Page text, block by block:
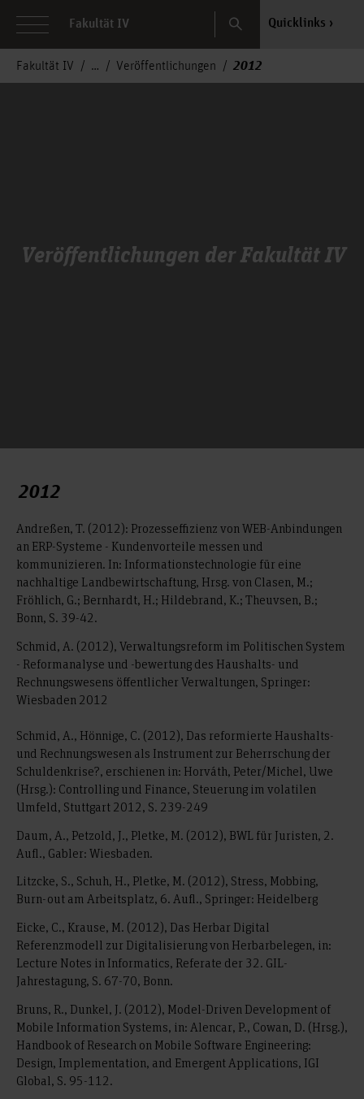
Fakultät IV Search Quicklinks
Fakultät IV Veröffentlichungen 2012
Veröffentlichungen der Fakultät IV
2012
Andreßen, T. (2012): Prozesseffizienz von WEB-Anbindungen
an ERP-Systeme - Kundenvorteile messen und
kommunizieren. In: Informationstechnologie für eine
nachhaltige Landbewirtschaftung, Hrsg. von Clasen, M.;
Fröhlich, G.; Bernhardt, H.; Hildebrand, K.; Theuvsen, B.;
Bonn, S. 39-42.
Schmid, A. (2012), Verwaltungsreform im Politischen System
- Reformanalyse und -bewertung des Haushalts- und
Rechnungswesens öffentlicher Verwaltungen, Springer:
Wiesbaden 2012
Schmid, A., Hönnige, C. (2012), Das reformierte Haushalts-
und Rechnungswesen als Instrument zur Beherrschung der
Schuldenkrise?, erschienen in: Horváth, Peter/Michel, Uwe
(Hrsg.): Controlling und Finance, Steuerung im volatilen
Umfeld, Stuttgart 2012, S. 239-249
Daum, A., Petzold, J., Pletke, M. (2012), BWL für Juristen, 2.
Aufl., Gabler: Wiesbaden.
Litzcke, S., Schuh, H., Pletke, M. (2012), Stress, Mobbing,
Burn-out am Arbeitsplatz, 6. Aufl., Springer: Heidelberg
Eicke, C., Krause, M. (2012), Das Herbar Digital
Referenzmodell zur Digitalisierung von Herbarbelegen, in:
Lecture Notes in Informatics, Referate der 32. GIL-
Jahrestagung, S. 67-70, Bonn.
Bruns, R., Dunkel, J. (2012), Model-Driven Development of
Mobile Information Systems, in: Alencar, P., Cowan, D. (Hrsg.),
Handbook of Research on Mobile Software Engineering:
Design, Implementation, and Emergent Applications, IGI
Global, S. 95-112.